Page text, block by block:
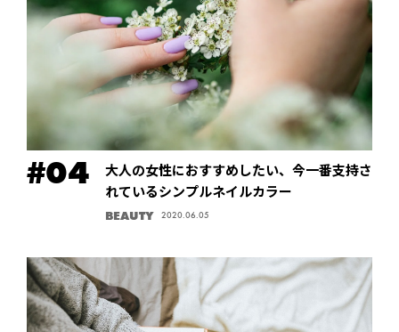
大人の女性におすすめしたい、今一番支持さ
れているシンプルネイルカラー
BEAUTY 2020.06.05